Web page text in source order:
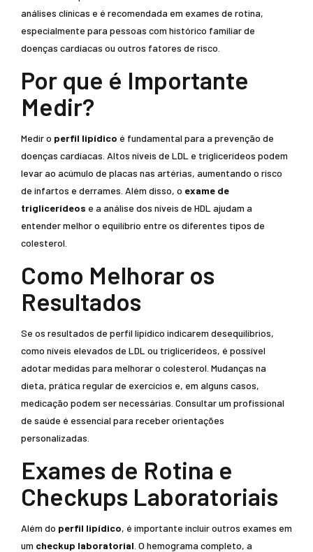
análises clínicas e é recomendada em exames de rotina,
especialmente para pessoas com histórico familiar de
doenças cardíacas ou outros fatores de risco.
Por que é Importante
Medir?
Medir o perfil lipídico é fundamental para a prevenção de
doenças cardíacas. Altos níveis de LDL e triglicerídeos podem
levar ao acúmulo de placas nas artérias, aumentando o risco
de infartos e derrames. Além disso, o exame de
triglicerídeos e a análise dos níveis de HDL ajudam a
entender melhor o equilíbrio entre os diferentes tipos de
colesterol.
Como Melhorar os
Resultados
Se os resultados de perfil lipídico indicarem desequilíbrios,
como níveis elevados de LDL ou triglicerídeos, é possível
adotar medidas para melhorar o colesterol. Mudanças na
dieta, prática regular de exercícios e, em alguns casos,
medicação podem ser necessárias. Consultar um profissional
de saúde é essencial para receber orientações
personalizadas.
Exames de Rotina e
Checkups Laboratoriais
Além do perfil lipídico, é importante incluir outros exames em
um checkup laboratorial . O hemograma completo, a